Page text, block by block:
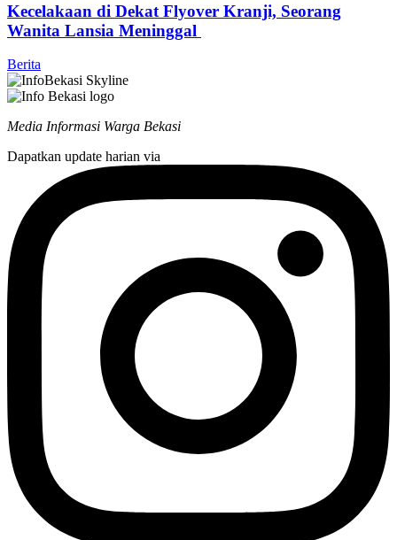
Kecelakaan di Dekat Flyover Kranji, Seorang
Wanita Lansia Meninggal
Berita
Media Informasi Warga Bekasi
Dapatkan update harian via